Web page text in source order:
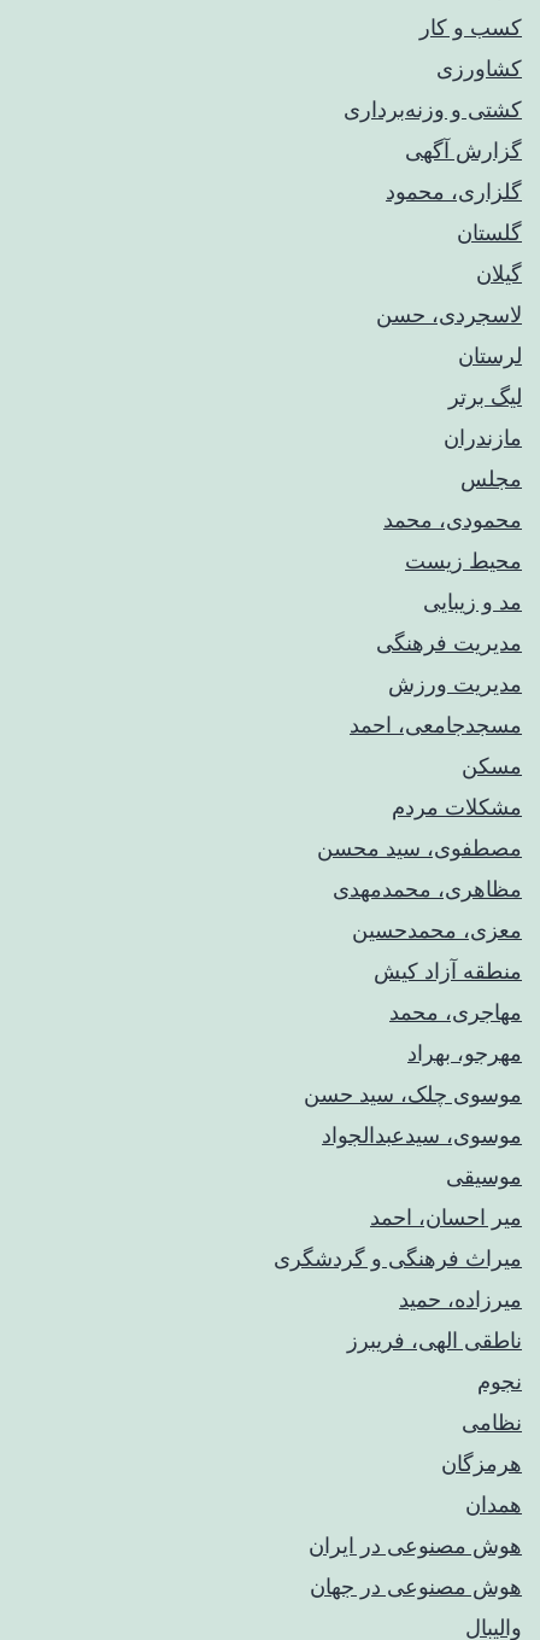
کسب و کار
کشاورزی
کشتی و وزنه‌برداری
گزارش آگهی
گلزاری، محمود
گلستان
گیلان
لاسجردی، حسن
لرستان
لیگ برتر
مازندران
مجلس
محمودی، محمد
محیط زیست
مد و زیبایی
مدیریت فرهنگی
مدیریت ورزش
مسجدجامعی، احمد
مسکن
مشکلات مردم
مصطفوی، سید محسن
مظاهری، محمدمهدی
معزی، محمدحسین
منطقه آزاد کیش
مهاجری، محمد
مهرجو، بهراد
موسوی چلک، سید حسن
موسوی، سیدعبدالجواد
موسیقی
میر احسان، احمد
میراث فرهنگی و گردشگری
میرزاده، حمید
ناطقی الهی، فریبرز
نجوم
نظامی
هرمزگان
همدان
هوش مصنوعی در ایران
هوش مصنوعی در جهان
والیبال